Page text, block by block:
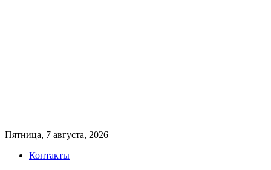
Пятница, 7 августа, 2026
Контакты